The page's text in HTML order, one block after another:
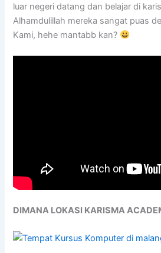
luar negeri datang dan belajar di
Alhamdulillah mereka sangat puas
Kami, hehe mantabb kan?
DIMANA LOKASI KARISMA